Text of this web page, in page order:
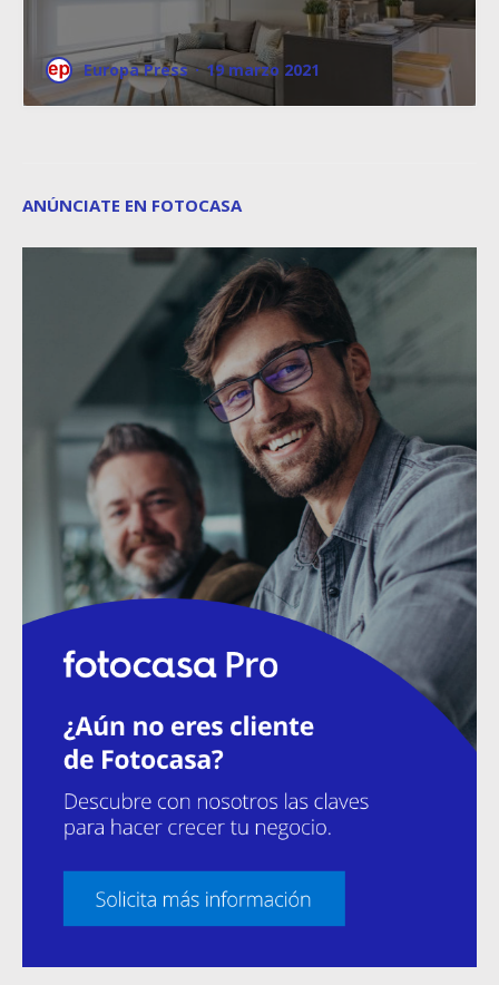
Europa Press · 19 marzo 2021
ANÚNCIATE EN FOTOCASA